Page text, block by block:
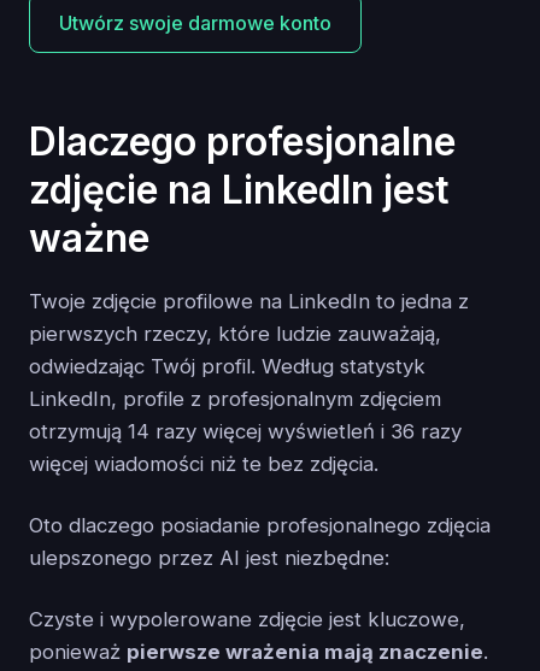
Utwórz swoje darmowe konto
Dlaczego profesjonalne
zdjęcie na LinkedIn jest
ważne
Twoje zdjęcie profilowe na LinkedIn to jedna z
pierwszych rzeczy, które ludzie zauważają,
odwiedzając Twój profil. Według statystyk
LinkedIn, profile z profesjonalnym zdjęciem
otrzymują 14 razy więcej wyświetleń i 36 razy
więcej wiadomości niż te bez zdjęcia.
Oto dlaczego posiadanie profesjonalnego zdjęcia
ulepszonego przez AI jest niezbędne:
Czyste i wypolerowane zdjęcie jest kluczowe,
ponieważ pierwsze wrażenia mają znaczenie.